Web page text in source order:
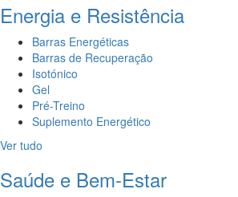
Energia e Resistência
Barras Energéticas
Barras de Recuperação
Isotónico
Gel
Pré-Treino
Suplemento Energético
Ver tudo
Saúde e Bem-Estar